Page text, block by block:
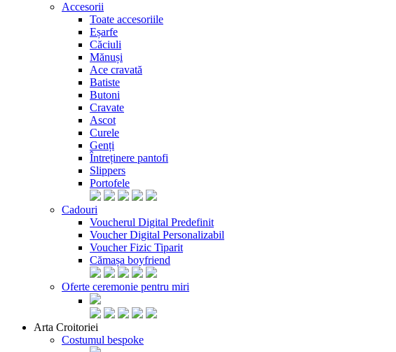
Accesorii
Toate accesoriile
Eșarfe
Căciuli
Mănuși
Ace cravată
Batiste
Butoni
Cravate
Ascot
Curele
Genți
Întreținere pantofi
Slippers
Portofele
Cadouri
Voucherul Digital Predefinit
Voucher Digital Personalizabil
Voucher Fizic Tiparit
Cămașa boyfriend
Oferte ceremonie pentru miri
Arta Croitoriei
Costumul bespoke